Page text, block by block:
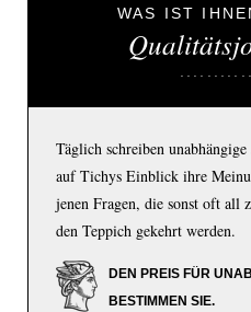
WAS IST
Täglich schreiben
auf Tichys Einblick ihre
jenen Fragen, die sonst oft all
den Teppich gekehrt werden.
DEN PREIS FÜR
BESTIMMEN SIE.